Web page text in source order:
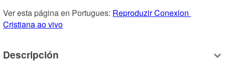
Ver esta página en Portugues: Reproduzir Conexion
Cristiana ao vivo
Descripción